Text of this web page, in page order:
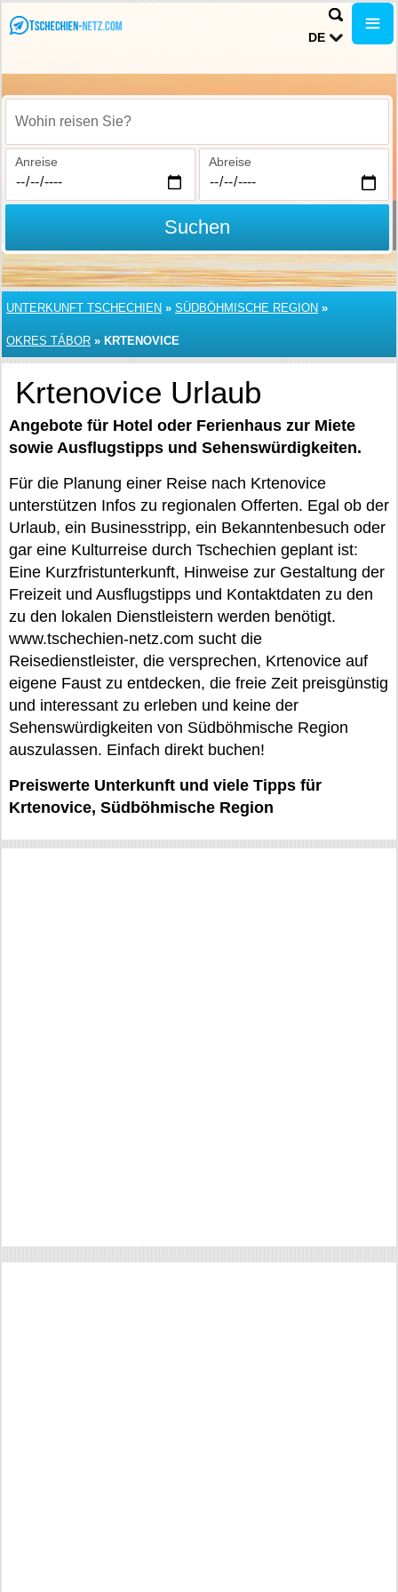
DE
Wohin reisen Sie?
Anreise Abreise
Suchen
UNTERKUNFT TSCHECHIEN » SÜDBÖHMISCHE REGION »
OKRES TÁBOR » KRTENOVICE
Krtenovice Urlaub
Angebote für Hotel oder Ferienhaus zur Miete
sowie Ausflugstipps und Sehenswürdigkeiten.
Für die Planung einer Reise nach Krtenovice
unterstützen Infos zu regionalen Offerten. Egal ob der
Urlaub, ein Businesstripp, ein Bekanntenbesuch oder
gar eine Kulturreise durch Tschechien geplant ist:
Eine Kurzfristunterkunft, Hinweise zur Gestaltung der
Freizeit und Ausflugstipps und Kontaktdaten zu den
zu den lokalen Dienstleistern werden benötigt.
www.tschechien-netz.com sucht die
Reisedienstleister, die versprechen, Krtenovice auf
eigene Faust zu entdecken, die freie Zeit preisgünstig
und interessant zu erleben und keine der
Sehenswürdigkeiten von Südböhmische Region
auszulassen. Einfach direkt buchen!
Preiswerte Unterkunft und viele Tipps für
Krtenovice, Südböhmische Region